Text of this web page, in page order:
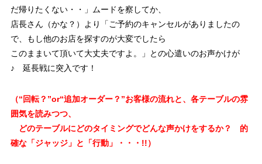
だ帰りたくない・・」ムードを察してか、
店長さん（かな？）より「ご予約のキャンセルがありましたの
で、もし他のお店を探すのが大変でしたら
このままいて頂いて大丈夫ですよ。」との心遣いのお声かけが
♪ 延長戦に突入です！
（“回転？”or“追加オーダー？”お客様の流れと、各テーブルの雰
囲気を読みつつ、
どのテーブルにどのタイミングでどんな声かけをするか？ 的
確な「ジャッジ」と「行動」・・・!!）